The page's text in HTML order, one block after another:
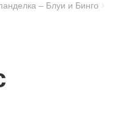
– Блуи и Бинго